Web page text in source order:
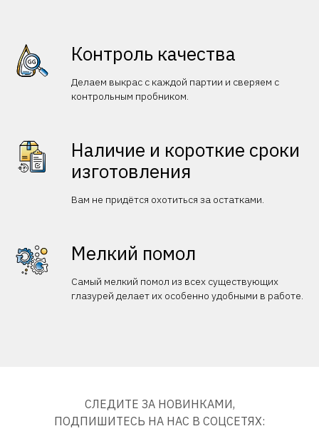
Контроль качества
Делаем выкрас с каждой партии и сверяем с
контрольным пробником.
Наличие и короткие сроки
изготовления
Вам не придётся охотиться за остатками.
Мелкий помол
Самый мелкий помол из всех существующих
глазурей делает их особенно удобными в работе.
СЛЕДИТЕ ЗА НОВИНКАМИ,
ПОДПИШИТЕСЬ НА НАС В СОЦСЕТЯХ: